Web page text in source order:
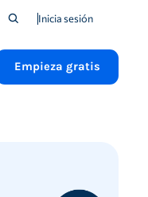
Inicia sesión
Empieza gratis